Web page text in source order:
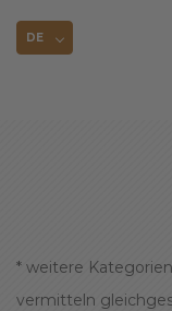
DE
* weitere
vermitteln